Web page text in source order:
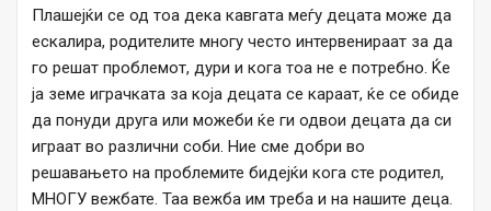
Плашејќи се од тоа дека кавгата меѓу децата може да
ескалира, родителите многу често интервенираат за да
го решат проблемот, дури и кога тоа не е потребно. Ќе
ја земе играчката за која децата се караат, ќе се обиде
да понуди друга или можеби ќе ги одвои децата да си
играат во различни соби. Ние сме добри во
решавањето на проблемите бидејќи кога сте родител,
МНОГУ вежбате. Таа вежба им треба и на нашите деца.